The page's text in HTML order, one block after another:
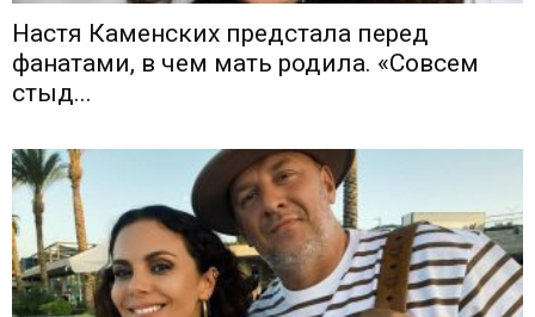
Настя Каменских предстала перед
фанатами, в чем мать родила. «Совсем
стыд...